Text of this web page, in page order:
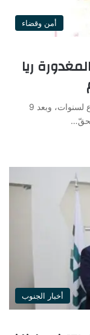
أمن وقضاء
ريا
في قضية هزّت الرأي العام اللبناني وشغلت الشارع لسنوات، وبعد 9
أخبار الجنوب